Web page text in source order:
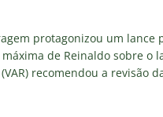
protagonizou um lance
de Reinaldo sobre o
recomendou a revisão